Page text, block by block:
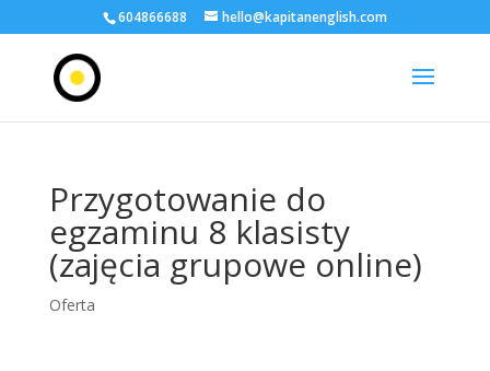
604866688 hello@kapitanenglish.com
Przygotowanie do
egzaminu 8 klasisty
(zajęcia grupowe online)
Oferta